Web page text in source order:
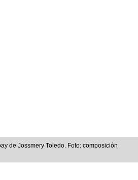
de Jossmery Toledo. Foto: composición